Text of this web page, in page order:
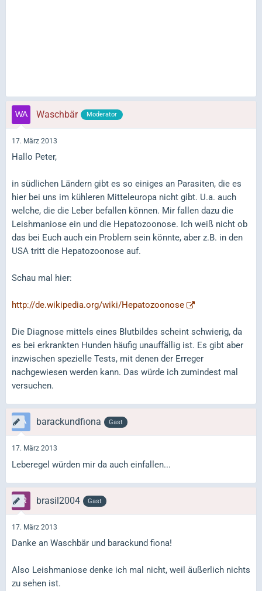
Waschbär Moderator
17. März 2013
Hallo Peter,
in südlichen Ländern gibt es so einiges an Parasiten, die es
hier bei uns im kühleren Mitteleuropa nicht gibt. U.a. auch
welche, die die Leber befallen können. Mir fallen dazu die
Leishmaniose ein und die Hepatozoonose. Ich weiß nicht ob
das bei Euch auch ein Problem sein könnte, aber z.B. in den
USA tritt die Hepatozoonose auf.
Schau mal hier:
http://de.wikipedia.org/wiki/Hepatozoonose
Die Diagnose mittels eines Blutbildes scheint schwierig, da
es bei erkrankten Hunden häufig unauffällig ist. Es gibt aber
inzwischen spezielle Tests, mit denen der Erreger
nachgewiesen werden kann. Das würde ich zumindest mal
versuchen.
barackundfiona Gast
17. März 2013
Leberegel würden mir da auch einfallen...
brasil2004 Gast
17. März 2013
Danke an Waschbär und barackund fiona!
Also Leishmaniose denke ich mal nicht, weil äußerlich nichts
zu sehen ist.